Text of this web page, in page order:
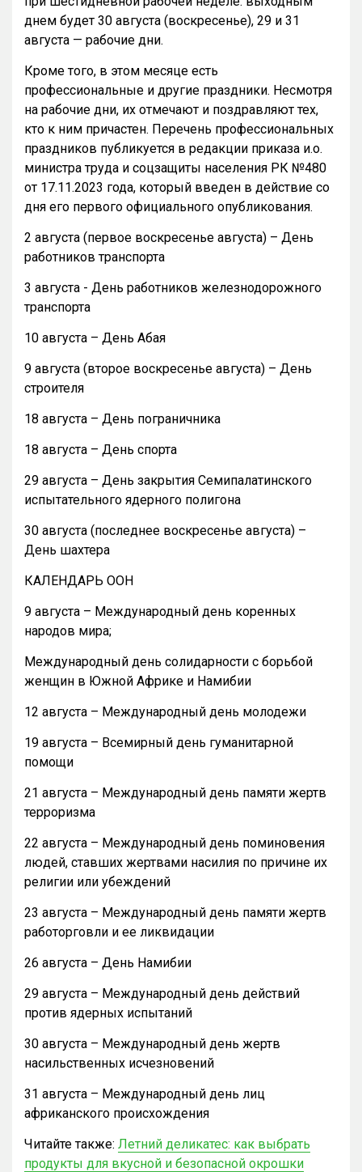
днем будет 30 августа (воскресенье), 29 и 31
августа — рабочие дни.
Кроме того, в этом месяце есть
профессиональные и другие праздники. Несмотря
на рабочие дни, их отмечают и поздравляют тех,
кто к ним причастен. Перечень профессиональных
праздников публикуется в редакции приказа и.о.
министра труда и соцзащиты населения РК №480
от 17.11.2023 года, который введен в действие со
дня его первого официального опубликования.
2 августа (первое воскресенье августа) – День
работников транспорта
3 августа - День работников железнодорожного
транспорта
10 августа – День Абая
9 августа (второе воскресенье августа) – День
строителя
18 августа – День пограничника
18 августа – День спорта
29 августа – День закрытия Семипалатинского
испытательного ядерного полигона
30 августа (последнее воскресенье августа) –
День шахтера
КАЛЕНДАРЬ ООН
9 августа – Международный день коренных
народов мира;
Международный день солидарности с борьбой
женщин в Южной Африке и Намибии
12 августа – Международный день молодежи
19 августа – Всемирный день гуманитарной
помощи
21 августа – Международный день памяти жертв
терроризма
22 августа – Международный день поминовения
людей, ставших жертвами насилия по причине их
религии или убеждений
23 августа – Международный день памяти жертв
работорговли и ее ликвидации
26 августа – День Намибии
29 августа – Международный день действий
против ядерных испытаний
30 августа – Международный день жертв
насильственных исчезновений
31 августа – Международный день лиц
африканского происхождения
Читайте также: Летний деликатес: как выбрать
продукты для вкусной и безопасной окрошки